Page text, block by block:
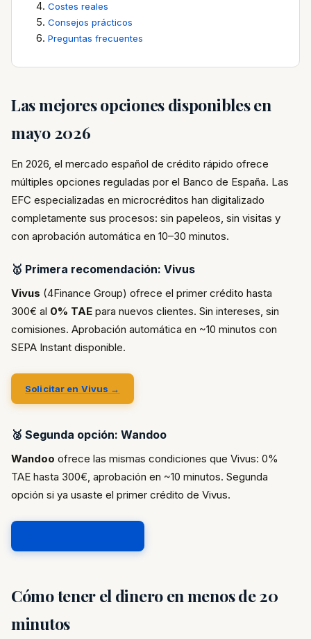
Costes reales
Consejos prácticos
Preguntas frecuentes
Las mejores opciones disponibles en
mayo 2026
En 2026, el mercado español de crédito rápido ofrece
múltiples opciones reguladas por el Banco de España. Las
EFC especializadas en microcréditos han digitalizado
completamente sus procesos: sin papeleos, sin visitas y
con aprobación automática en 10–30 minutos.
🥇 Primera recomendación: Vivus
Vivus (4Finance Group) ofrece el primer crédito hasta
300€ al 0% TAE para nuevos clientes. Sin intereses, sin
comisiones. Aprobación automática en ~10 minutos con
SEPA Instant disponible.
Solicitar en Vivus →
🥈 Segunda opción: Wandoo
Wandoo ofrece las mismas condiciones que Vivus: 0%
TAE hasta 300€, aprobación en ~10 minutos. Segunda
opción si ya usaste el primer crédito de Vivus.
Cómo tener el dinero en menos de 20
minutos